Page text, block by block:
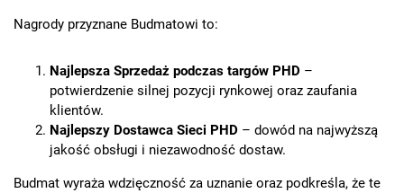
Nagrody przyznane Budmatowi to:
Najlepsza Sprzedaż podczas targów PHD –
potwierdzenie silnej pozycji rynkowej oraz zaufania
klientów.
Najlepszy Dostawca Sieci PHD – dowód na najwyższą
jakość obsługi i niezawodność dostaw.
Budmat wyraża wdzięczność za uznanie oraz podkreśla, że te